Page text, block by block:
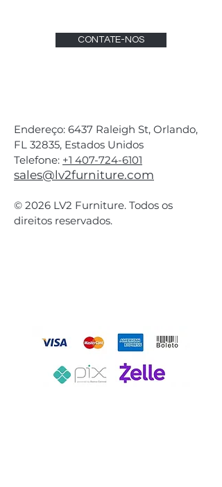
CONTATE-NOS
Endereço: 6437 Raleigh St, Orlando,
FL 32835, Estados Unidos
Telefone: +1 407-724-6101
sales@lv2furniture.com
© 2026 LV2 Furniture. Todos os
direitos reservados.